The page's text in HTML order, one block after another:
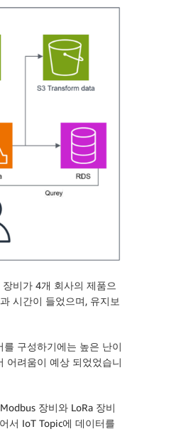
비가 4개 회사의 제품으
시간이 들었으며, 유지보
구성하기에는 높은 난이
어려움이 예상 되었었습니
장비와 LoRa 장비
서 IoT Topic에 데이터를